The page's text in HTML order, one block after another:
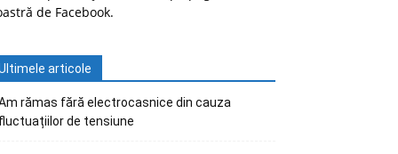
de Facebook.
articole
rămas fără electrocasnice din cauza
de tensiune